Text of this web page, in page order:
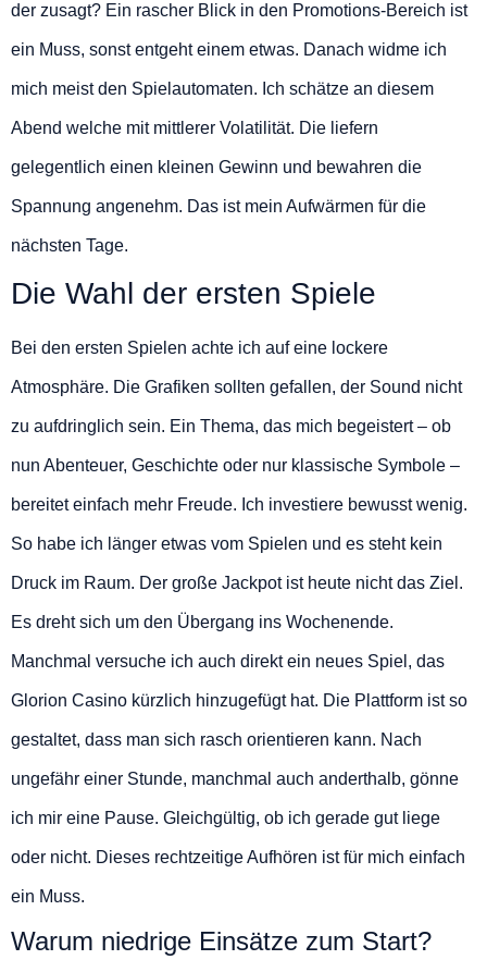
der zusagt? Ein rascher Blick in den Promotions-Bereich ist
ein Muss, sonst entgeht einem etwas. Danach widme ich
mich meist den Spielautomaten. Ich schätze an diesem
Abend welche mit mittlerer Volatilität. Die liefern
gelegentlich einen kleinen Gewinn und bewahren die
Spannung angenehm. Das ist mein Aufwärmen für die
nächsten Tage.
Die Wahl der ersten Spiele
Bei den ersten Spielen achte ich auf eine lockere
Atmosphäre. Die Grafiken sollten gefallen, der Sound nicht
zu aufdringlich sein. Ein Thema, das mich begeistert – ob
nun Abenteuer, Geschichte oder nur klassische Symbole –
bereitet einfach mehr Freude. Ich investiere bewusst wenig.
So habe ich länger etwas vom Spielen und es steht kein
Druck im Raum. Der große Jackpot ist heute nicht das Ziel.
Es dreht sich um den Übergang ins Wochenende.
Manchmal versuche ich auch direkt ein neues Spiel, das
Glorion Casino kürzlich hinzugefügt hat. Die Plattform ist so
gestaltet, dass man sich rasch orientieren kann. Nach
ungefähr einer Stunde, manchmal auch anderthalb, gönne
ich mir eine Pause. Gleichgültig, ob ich gerade gut liege
oder nicht. Dieses rechtzeitige Aufhören ist für mich einfach
ein Muss.
Warum niedrige Einsätze zum Start?